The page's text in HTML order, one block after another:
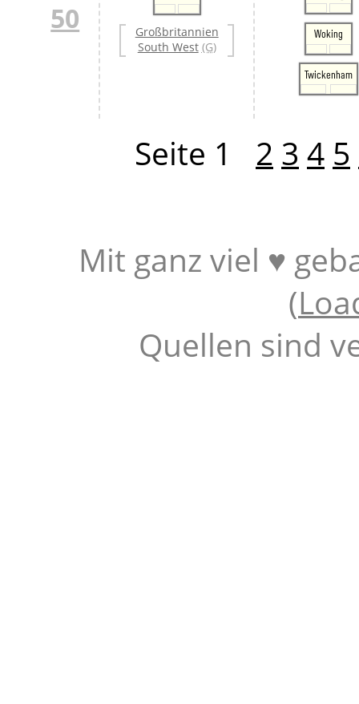
50
Großbritannien
South West (G)
Woking
Twickenham
Seite 1 2 3 4 5
Mit ganz viel ♥
(
Quellen sind